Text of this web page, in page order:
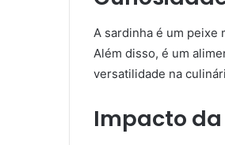
A sardinha é um peixe
Além disso, é um
versatilidade na
Impacto